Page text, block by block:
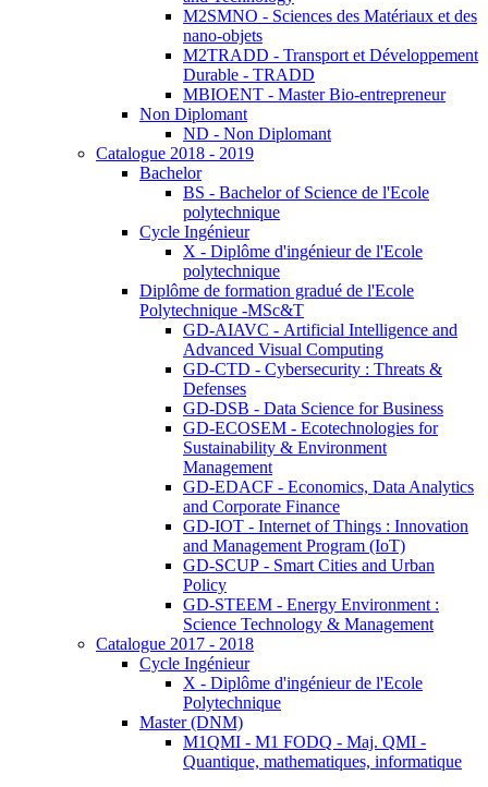
M2SMNO - Sciences des Matériaux et des
nano-objets
M2TRADD - Transport et Développement
Durable - TRADD
MBIOENT - Master Bio-entrepreneur
Non Diplomant
ND - Non Diplomant
Catalogue 2018 - 2019
Bachelor
BS - Bachelor of Science de l'Ecole
polytechnique
Cycle Ingénieur
X - Diplôme d'ingénieur de l'Ecole
polytechnique
Diplôme de formation gradué de l'Ecole
Polytechnique -MSc&T
GD-AIAVC - Artificial Intelligence and
Advanced Visual Computing
GD-CTD - Cybersecurity : Threats &
Defenses
GD-DSB - Data Science for Business
GD-ECOSEM - Ecotechnologies for
Sustainability & Environment
Management
GD-EDACF - Economics, Data Analytics
and Corporate Finance
GD-IOT - Internet of Things : Innovation
and Management Program (IoT)
GD-SCUP - Smart Cities and Urban
Policy
GD-STEEM - Energy Environment :
Science Technology & Management
Catalogue 2017 - 2018
Cycle Ingénieur
X - Diplôme d'ingénieur de l'Ecole
Polytechnique
Master (DNM)
M1QMI - M1 FODQ - Maj. QMI -
Quantique, mathematiques, informatique